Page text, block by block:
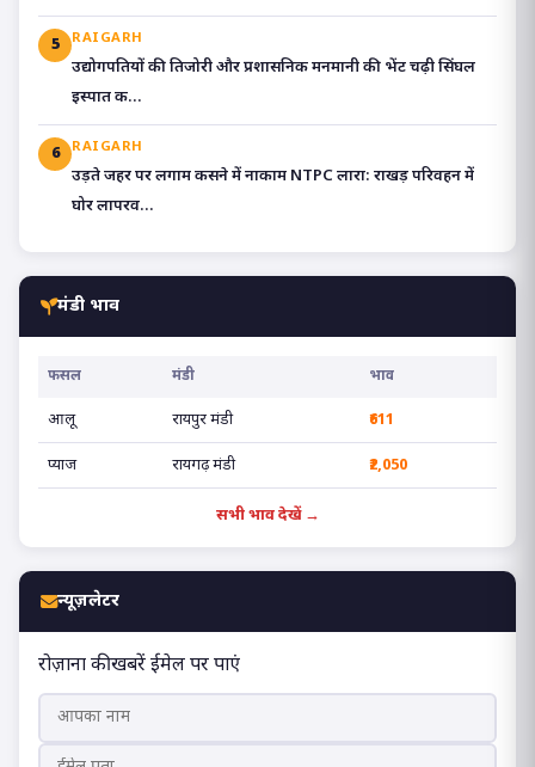
5 RAIGARH
उद्योगपतियों की तिजोरी और प्रशासनिक मनमानी की भेंट चढ़ी सिंघल
इस्पात क...
6 RAIGARH
उड़ते जहर पर लगाम कसने में नाकाम NTPC लारा: राखड़ परिवहन में
घोर लापरव...
मंडी भाव
फसल मंडी भाव
आलू रायपुर मंडी ₹611
प्याज रायगढ़ मंडी ₹2,050
सभी भाव देखें →
न्यूज़लेटर
रोज़ाना की खबरें ईमेल पर पाएं